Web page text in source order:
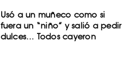
Usó a un muñeco como si
fuera un “niño” y salió a pedir
dulces… Todos cayeron